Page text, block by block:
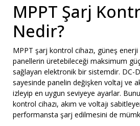
MPPT Şarj
Nedir?
MPPT şarj kontrol cihazı, güneş
panellerin üretebileceği maksimum
sağlayan elektronik bir sistemdir. DC-
sayesinde panelin değişken voltaj ve
izleyip en uygun seviyeye ayarlar.
kontrol cihazı, akım ve voltajı
performansta şarj edilmesini de